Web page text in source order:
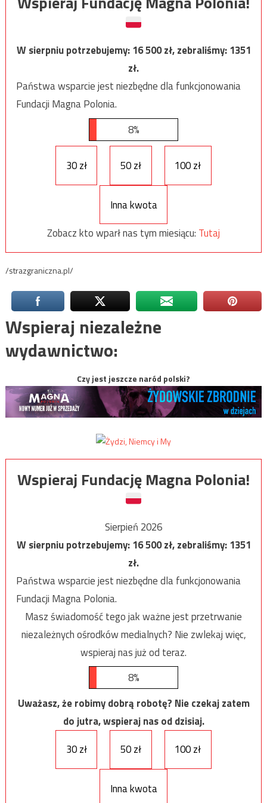
W sierpniu potrzebujemy:16 500zł, zebraliśmy:1351
zł.
Państwa wsparcie jest niezbędne dla funkcjonowania
Fundacji Magna Polonia.
8%
30 zł 50 zł 100 zł
Inna kwota
Zobacz kto wparł nas tym miesiącu: Tutaj
/strazgraniczna.pl/
Wspieraj niezależne
wydawnictwo:
Czy jest jeszcze naród polski?
Wspieraj Fundację Magna Polonia!
Sierpień 2026
W sierpniu potrzebujemy:16 500zł, zebraliśmy:1351
zł.
Państwa wsparcie jest niezbędne dla funkcjonowania
Fundacji Magna Polonia.
Masz świadomość tego jak ważne jest przetrwanie
niezależnych ośrodków medialnych? Nie zwlekaj więc,
wspieraj nas już od teraz.
8%
Uważasz, że robimy dobrą robotę? Nie czekaj zatem
do jutra, wspieraj nas od dzisiaj.
30 zł
50 zł 100 zł
Inna kwota